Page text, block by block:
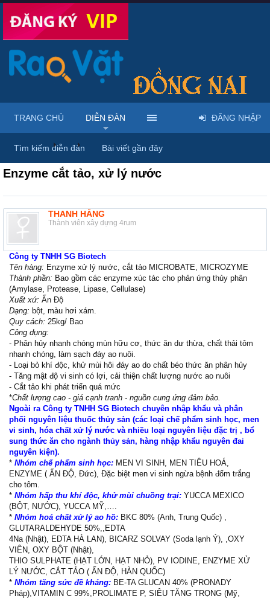
Diễn đàn ... Rao vặt tổng hợp - Uy tín - Miễn phí
Enzyme cắt tảo, xử lý nước
THANH HẰNG
Thành viên xây dựng 4rum
Công ty TNHH SG Biotech
Tên hàng: Enzyme xử lý nước, cắt tảo MICROBATE, MICROZYME
Thành phần: Bao gồm các enzyme xúc tác cho phản ứng thủy phân
(Amylase, Protease, Lipase, Cellulase)
Xuất xứ: Ấn Độ
Dạng: bột, màu hơi xám.
Quy cách: 25kg/ Bao
Công dụng:
- Phân hủy nhanh chóng mùn hữu cơ, thức ăn dư thừa, chất thải tôm
nhanh chóng, làm sạch đáy ao nuôi.
- Loại bỏ khí độc, khử mùi hôi đáy ao do chất béo thức ăn phân hủy
- Tăng mật độ vi sinh có lợi, cải thiện chất lượng nước ao nuôi
- Cắt tảo khi phát triển quá mức
*Chất lượng cao - giá cạnh tranh - nguồn cung ứng đảm bảo.
Ngoài ra Công ty TNHH SG Biotech chuyên nhập khẩu và phân
phối nguyên liệu thuốc thủy sản (các loại chế phẩm sinh học, men
vi sinh, hóa chất xử lý nước và nhiều loại nguyên liệu đặc trị , bổ
sung thức ăn cho ngành thủy sản, hàng nhập khẩu nguyên đai
nguyên kiện).
* Nhóm chế phẩm sinh học: MEN VI SINH, MEN TIÊU HOÁ,
ENZYME ( ẤN ĐỘ, Đức), Đặc biệt men vi sinh ngừa bệnh đốm trắng
cho tôm.
* Nhóm hấp thu khí độc, khử mùi chuồng trại: YUCCA MEXICO
(BỘT, NƯỚC), YUCCA MỸ,….
* Nhóm hoá chất xử lý ao hồ: BKC 80% (Anh, Trung Quốc) ,
GLUTARALDEHYDE 50%,,EDTA
4Na (Nhật), EDTA HÀ LAN), BICARZ SOLVAY (Soda lạnh Ý), ,OXY
VIÊN, OXY BỘT (Nhật),
THIO SULPHATE (HẠT LỚN, HẠT NHỎ), PV IODINE, ENZYME XỬ
LÝ NƯỚC, CẮT TẢO ( ẤN ĐỘ, HÀN QUỐC)
* Nhóm tăng sức đề kháng: BE-TA GLUCAN 40% (PRONADY
Pháp),VITAMIN C 99%,PROLIMATE P, SIÊU TĂNG TRỌNG (Mỹ,
TRANG CHỦ DIỄN ĐÀN
Tìm kiếm diễn đàn Bài viết gần đây
ĐĂNG NHẬP